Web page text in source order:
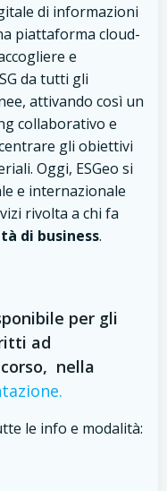
di informazioni
piattaforma cloud-
e
da tutti gli
attivando così un
collaborativo e
gli obiettivi
Oggi, ESGeo si
e internazionale
rivolta a chi fa
di business.
per gli
ad
corso, nella
le info e modalità: